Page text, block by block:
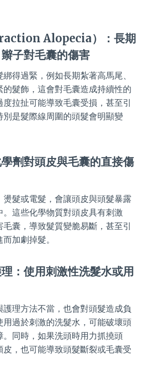
Alopecia）：長期
子對毛囊的傷害
得過緊，例如長期紮著高馬尾、
髮飾，這會對毛囊造成持續性的
拉扯可能導致毛囊受損，甚至引
別是髮際線周圍的頭髮會明顯變
劑對頭皮與毛囊的直接傷
髮或電髮，會讓頭皮與頭髮暴露
這些化學物質對頭皮具有刺激
囊，導致髮質變脆易斷，甚至引
加劇掉髮。
：使用刺激性洗髮水或用
護理方法不當，也會對頭髮造成負
用過於刺激的洗髮水，可能破壞頭
。同時，如果洗頭時用力抓撓頭
皮，也可能導致頭髮斷裂或毛囊受